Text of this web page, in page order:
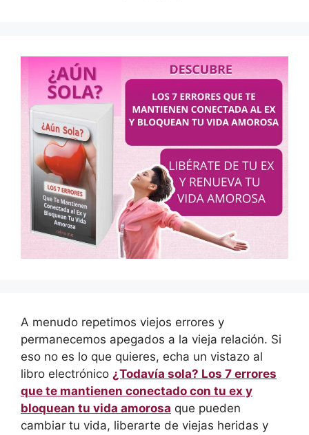
A menudo repetimos viejos errores y
permanecemos apegados a la vieja relación. Si
eso no es lo que quieres, echa un vistazo al
libro electrónico ¿Todavía sola? Los 7 errores
que te mantienen conectado con tu ex y
bloquean tu vida amorosa que pueden
cambiar tu vida, liberarte de viejas heridas y